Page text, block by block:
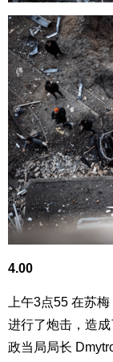
4.00
上午3点55 在苏
进行了炮击，造
政当局局长